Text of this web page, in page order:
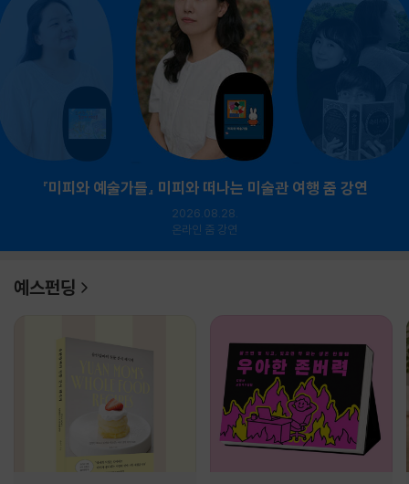
『미피와 예술가들』 미피와 떠나는 미술관 여행 줌 강연
2026.08.28.
온라인 줌 강연
예스펀딩